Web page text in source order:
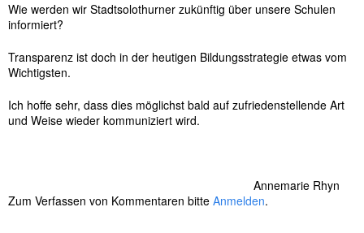
Wie werden wir Stadtsolothurner zukünftig über unsere Schulen
informiert?
Transparenz ist doch in der heutigen Bildungsstrategie etwas vom
Wichtigsten.
Ich hoffe sehr, dass dies möglichst bald auf zufriedenstellende Art
und Weise wieder kommuniziert wird.
Annemarie Rhyn
Zum Verfassen von Kommentaren bitte Anmelden.